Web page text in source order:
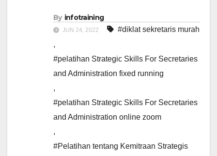
By infotraining
JUN 24, 2022
#diklat sekretaris murah
,
#pelatihan Strategic Skills For Secretaries
and Administration fixed running
,
#pelatihan Strategic Skills For Secretaries
and Administration online zoom
,
#Pelatihan tentang Kemitraan Strategis